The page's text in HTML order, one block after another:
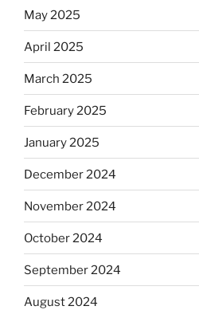
May 2025
April 2025
March 2025
February 2025
January 2025
December 2024
November 2024
October 2024
September 2024
August 2024